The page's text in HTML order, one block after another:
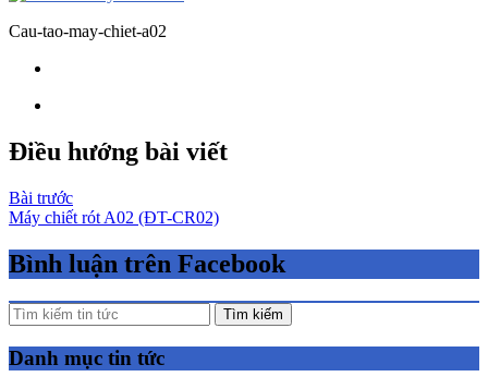
Cau-tao-may-chiet-a02
Điều hướng bài viết
Bài trước
Máy chiết rót A02 (ĐT-CR02)
Bình luận trên Facebook
Tìm kiếm
Danh mục tin tức